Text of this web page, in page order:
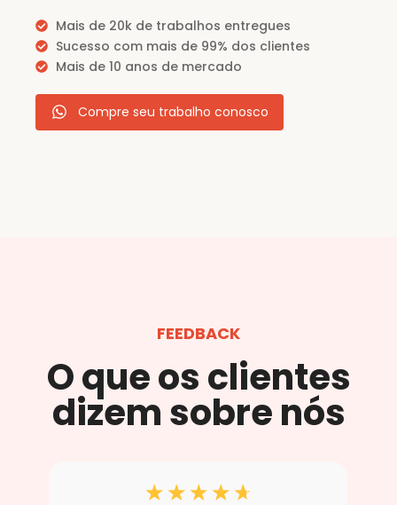
Mais de 20k de trabalhos entregues
Sucesso com mais de 99% dos clientes
Mais de 10 anos de mercado
Compre seu trabalho conosco
FEEDBACK
O que os clientes
dizem sobre nós
☆ ☆ ☆ ☆ ☆